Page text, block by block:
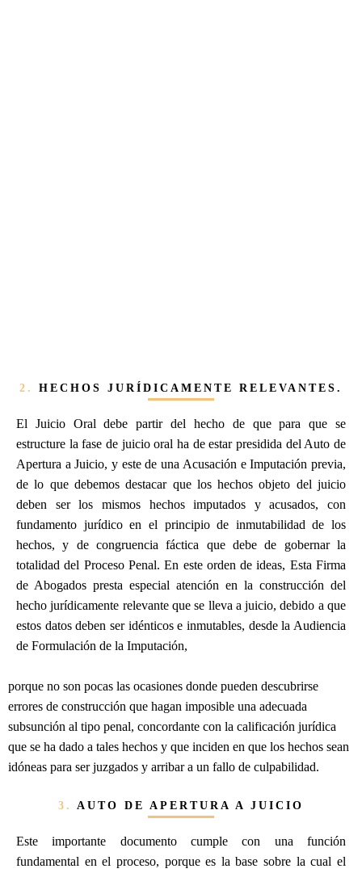
2. HECHOS JURÍDICAMENTE RELEVANTES.
El Juicio Oral debe partir del hecho de que para que se
estructure la fase de juicio oral ha de estar presidida del Auto de
Apertura a Juicio, y este de una Acusación e Imputación previa,
de lo que debemos destacar que los hechos objeto del juicio
deben ser los mismos hechos imputados y acusados, con
fundamento jurídico en el principio de inmutabilidad de los
hechos, y de congruencia fáctica que debe de gobernar la
totalidad del Proceso Penal. En este orden de ideas, Esta Firma
de Abogados presta especial atención en la construcción del
hecho jurídicamente relevante que se lleva a juicio, debido a que
estos datos deben ser idénticos e inmutables, desde la Audiencia
de Formulación de la Imputación,
porque no son pocas las ocasiones donde pueden descubrirse
errores de construcción que hagan imposible una adecuada
subsunción al tipo penal, concordante con la calificación jurídica
que se ha dado a tales hechos y que inciden en que los hechos sean
idóneas para ser juzgados y arribar a un fallo de culpabilidad.
3. AUTO DE APERTURA A JUICIO
Este importante documento cumple con una función
fundamental en el proceso, porque es la base sobre la cual el